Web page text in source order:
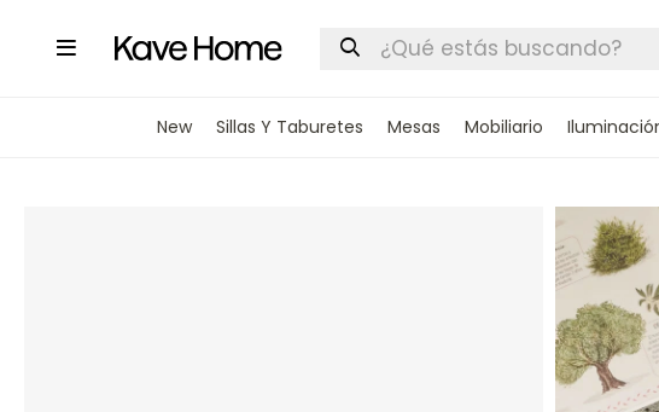

New Sillas Y Taburetes Mesas Mobiliario
Correo electrónico